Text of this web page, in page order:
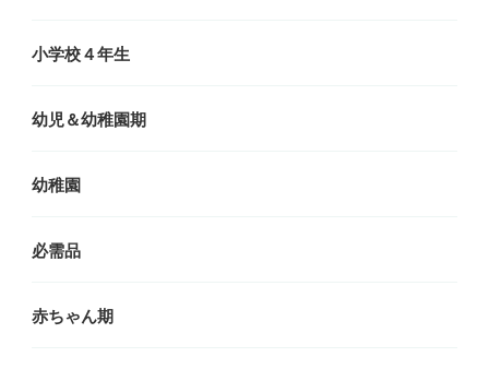
小学校４年生
幼児＆幼稚園期
幼稚園
必需品
赤ちゃん期